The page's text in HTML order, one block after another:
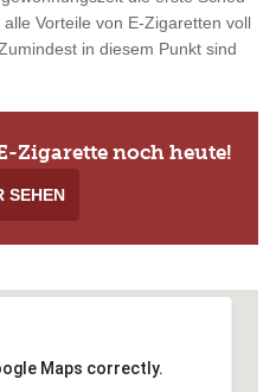
Vorteile von E-Zigaretten voll
in diesem Punkt sind
Zigarette noch heute!
SEHEN
Maps correctly.